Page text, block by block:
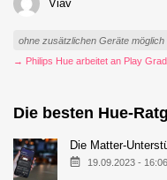
Viav
ohne zusätzlichen Geräte möglich
→ Philips Hue arbeitet an Play
Die besten Hue-
Die Matter-
19.09.2023 -